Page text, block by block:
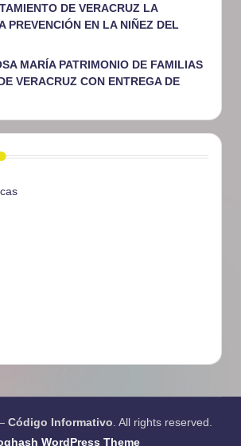
DE VERACRUZ LA
PREVENCIÓN EN LA NIÑEZ DEL
MARÍA PATRIMONIO DE FAMILIAS
VERACRUZ CON ENTREGA DE
Código Informativo . All rights reserved.
WordPress Theme